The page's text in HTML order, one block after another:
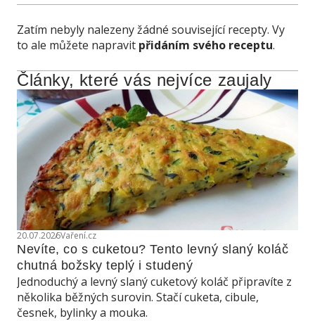
Zatím nebyly nalezeny žádné související recepty. Vy
to ale můžete napravit přidáním svého receptu.
Články, které vás nejvíce zaujaly
20.07.2026Vaření.cz
Nevíte, co s cuketou? Tento levný slaný koláč
chutná božsky teplý i studený
Jednoduchý a levný slaný cuketový koláč připravíte z
několika běžných surovin. Stačí cuketa, cibule,
česnek, bylinky a mouka.